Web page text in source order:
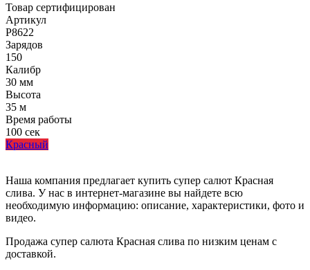
Товар сертифицирован
Артикул
Р8622
Зарядов
150
Калибр
30 мм
Высота
35 м
Время работы
100 сек
Красный
Наша компания предлагает купить супер салют Красная
слива. У нас в интернет-магазине вы найдете всю
необходимую информацию: описание, характеристики, фото и
видео.
Продажа супер салюта Красная слива по низким ценам с
доставкой.